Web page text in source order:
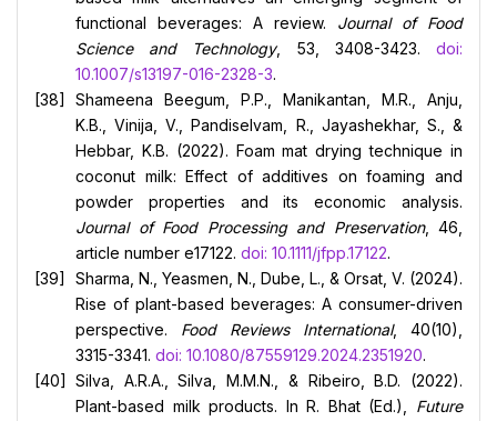
functional beverages: A review. Journal of Food
Science and Technology, 53, 3408-3423.doi:
10.1007/s13197-016-2328-3.
Shameena Beegum, P.P., Manikantan, M.R., Anju,
K.B., Vinija, V., Pandiselvam, R., Jayashekhar, S., &
Hebbar, K.B. (2022). Foam mat drying technique in
coconut milk: Effect of additives on foaming and
powder properties and its economic analysis.
Journal of Food Processing and Preservation, 46,
article number e17122. doi: 10.1111/jfpp.17122.
Sharma, N., Yeasmen, N., Dube, L., & Orsat, V. (2024).
Rise of plant-based beverages: A consumer-driven
perspective. Food Reviews International, 40(10),
3315-3341. doi: 10.1080/87559129.2024.2351920.
Silva, A.R.A., Silva, M.M.N., & Ribeiro, B.D. (2022).
Plant-based milk products. In R. Bhat (Ed.), Future